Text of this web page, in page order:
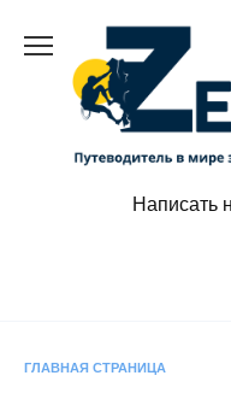
содержанию
Написать
ГЛАВНАЯ СТРАНИЦА